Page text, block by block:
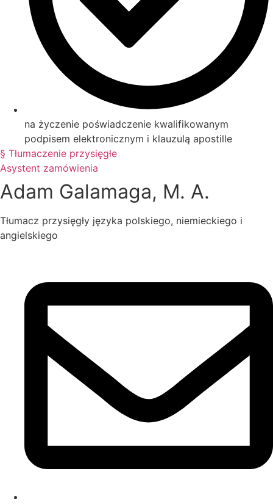
na życzenie poświadczenie kwalifikowanym
podpisem elektronicznym i klauzulą apostille
§ Tłumaczenie przysięgłe
Asystent zamówienia
Adam Galamaga, M. A.
Tłumacz przysięgły języka polskiego, niemieckiego i
angielskiego